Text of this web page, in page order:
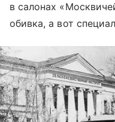
в салонах
обивка, а вот